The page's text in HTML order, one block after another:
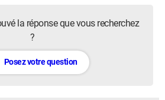
la réponse que vous recherchez
?
Posez votre question